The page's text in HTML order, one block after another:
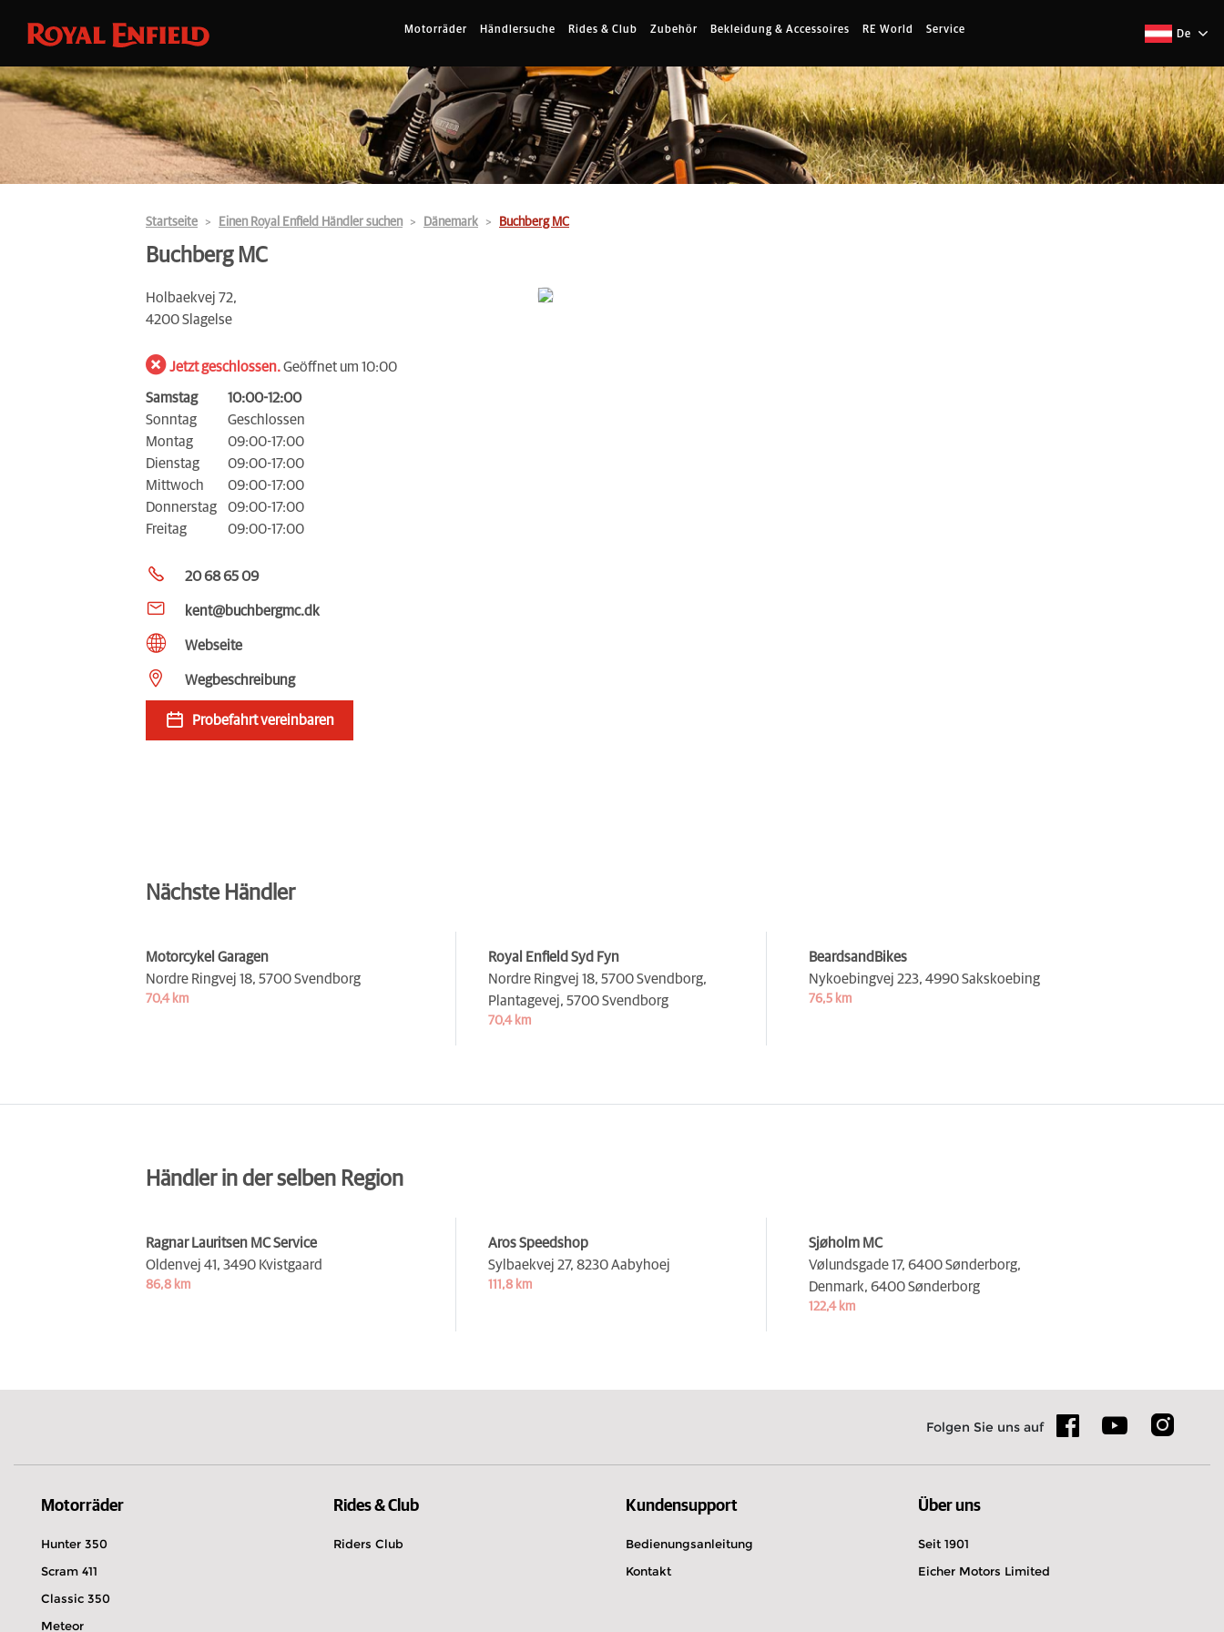
Motorräder Händlersuche Rides & Club Zubehör Bekleidung & Accessoires RE World Service De
Startseite Einen Royal Enfield Händler suchen Dänemark Buchberg MC
Buchberg MC
Holbaekvej 72,
4200 Slagelse
Jetzt geschlossen.Geöffnet um 10:00
Samstag
10:00-12:00
Sonntag
Geschlossen
Montag
09:00-17:00
Dienstag
09:00-17:00
Mittwoch
09:00-17:00
Donnerstag
09:00-17:00
Freitag
09:00-17:00
20 68 65 09
kent@buchbergmc.dk
Webseite
Wegbeschreibung
Probefahrt vereinbaren
Nächste Händler
Motorcykel Garagen
Nordre Ringvej 18, 5700 Svendborg
70,4 km
Royal Enfield Syd Fyn
Nordre Ringvej 18, 5700 Svendborg,
Plantagevej, 5700 Svendborg
70,4 km
BeardsandBikes
Nykoebingvej 223, 4990 Sakskoebing
76,5 km
Händler in der selben Region
Ragnar Lauritsen MC Service
Oldenvej 41, 3490 Kvistgaard
86,8 km
Aros Speedshop
Sylbaekvej 27, 8230 Aabyhoej
111,8 km
Sjøholm MC
Vølundsgade 17, 6400 Sønderborg,
Denmark, 6400 Sønderborg
122,4 km
Folgen Sie uns auf
Motorräder
Hunter 350
Scram 411
Classic 350
Meteor
Rides & Club
Riders Club
Kundensupport
Bedienungsanleitung
Kontakt
Über uns
Seit 1901
Eicher Motors Limited